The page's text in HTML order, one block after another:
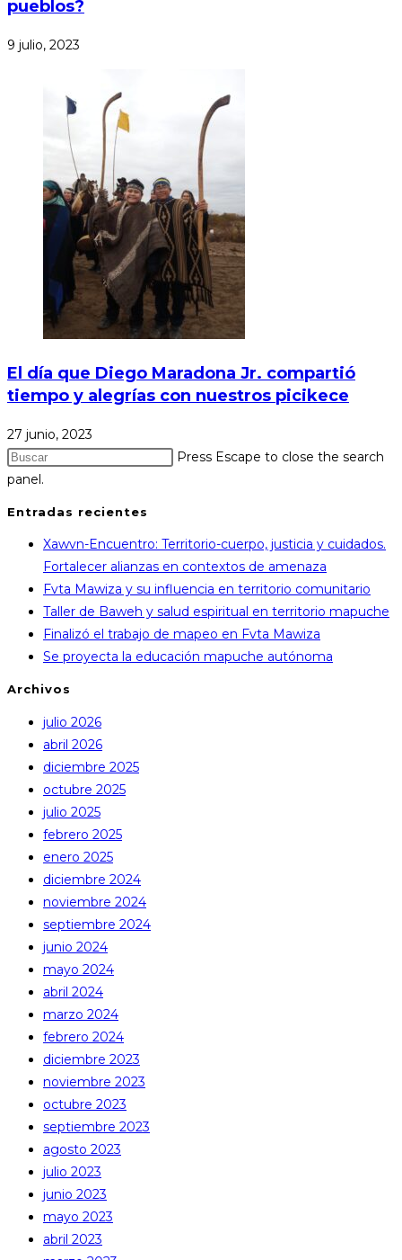
pueblos?
9 julio, 2023
El día que Diego Maradona Jr. compartió
tiempo y alegrías con nuestros picikece
27 junio, 2023
Press Escape to close the search
panel.
Entradas recientes
Xawvn-Encuentro: Territorio-cuerpo, justicia y cuidados.
Fortalecer alianzas en contextos de amenaza
Fvta Mawiza y su influencia en territorio comunitario
Taller de Baweh y salud espiritual en territorio mapuche
Finalizó el trabajo de mapeo en Fvta Mawiza
Se proyecta la educación mapuche autónoma
Archivos
julio 2026
abril 2026
diciembre 2025
octubre 2025
julio 2025
febrero 2025
enero 2025
diciembre 2024
noviembre 2024
septiembre 2024
junio 2024
mayo 2024
abril 2024
marzo 2024
febrero 2024
diciembre 2023
noviembre 2023
octubre 2023
septiembre 2023
agosto 2023
julio 2023
junio 2023
mayo 2023
abril 2023